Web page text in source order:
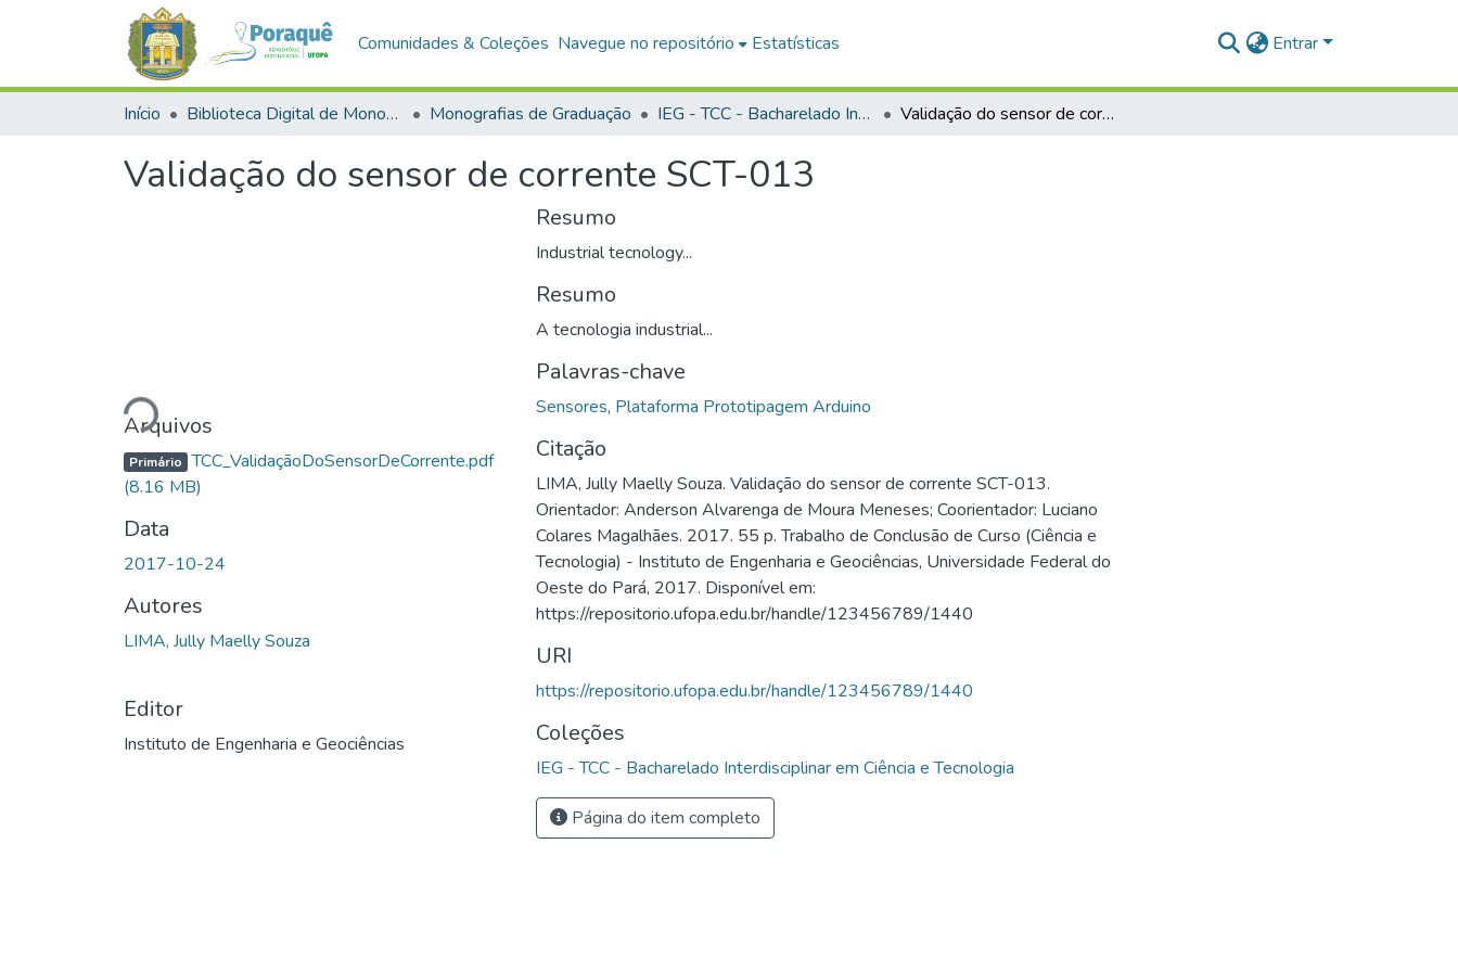
Comunidades & Coleções Navegue no repositório Estatísticas Entrar
Início Biblioteca Digital de Monografias (BDM) Monografias de Graduação IEG - TCC - Bacharelado Interdisciplinar em Ciência e Tecnologia Validação do sensor de corrente SCT-013
Validação do sensor de corrente SCT-013
Carregando...
Arquivos
Primário TCC_ValidaçãoDoSensorDeCorrente.pdf
(8.16 MB)
Data
2017-10-24
Autores
LIMA, Jully Maelly Souza
Editor
Instituto de Engenharia e Geociências
Resumo
Industrial tecnology...
Resumo
A tecnologia industrial...
Palavras-chave
Sensores, Plataforma Prototipagem Arduino
Citação
LIMA, Jully Maelly Souza. Validação do sensor de corrente SCT-013.
Orientador: Anderson Alvarenga de Moura Meneses; Coorientador: Luciano
Colares Magalhães. 2017. 55 p. Trabalho de Conclusão de Curso (Ciência e
Tecnologia) - Instituto de Engenharia e Geociências, Universidade Federal do
Oeste do Pará, 2017. Disponível em:
https://repositorio.ufopa.edu.br/handle/123456789/1440
URI
https://repositorio.ufopa.edu.br/handle/123456789/1440
Coleções
IEG - TCC - Bacharelado Interdisciplinar em Ciência e Tecnologia
Página do item completo